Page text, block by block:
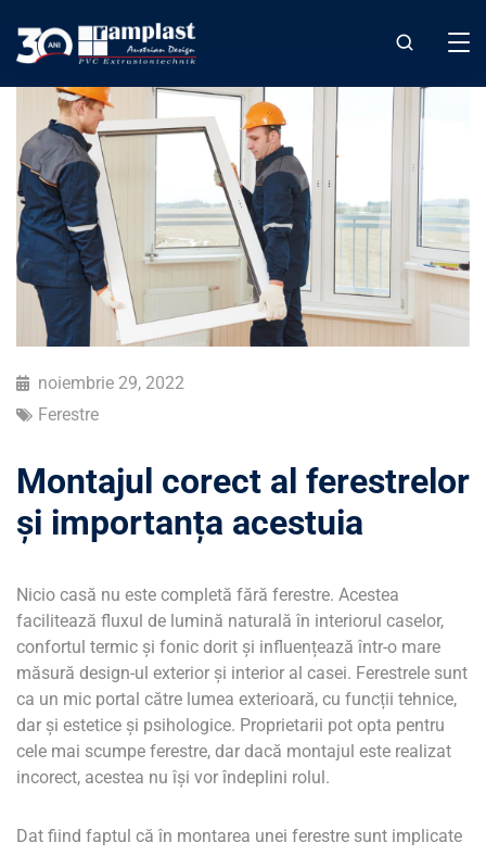
noiembrie 29, 2022
Ferestre
Montajul corect al ferestrelor
și importanța acestuia
Nicio casă nu este completă fără ferestre. Acestea
facilitează fluxul de lumină naturală în interiorul caselor,
confortul termic și fonic dorit și influențează într-o mare
măsură design-ul exterior și interior al casei. Ferestrele sunt
ca un mic portal către lumea exterioară, cu funcții tehnice,
dar și estetice și psihologice. Proprietarii pot opta pentru
cele mai scumpe ferestre, dar dacă montajul este realizat
incorect, acestea nu își vor îndeplini rolul.
Dat fiind faptul că în montarea unei ferestre sunt implicate